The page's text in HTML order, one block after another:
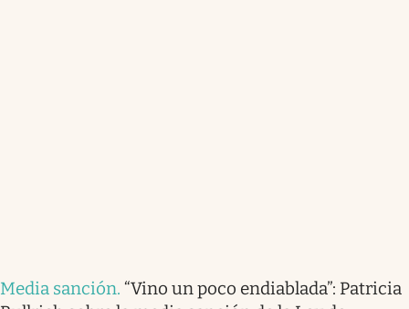
Media sanción. “Vino un poco endiablada”: Patricia